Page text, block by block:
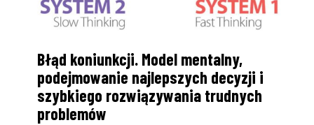
Błąd koniunkcji. Model mentalny,
podejmowanie najlepszych decyzji i
szybkiego rozwiązywania trudnych
problemów